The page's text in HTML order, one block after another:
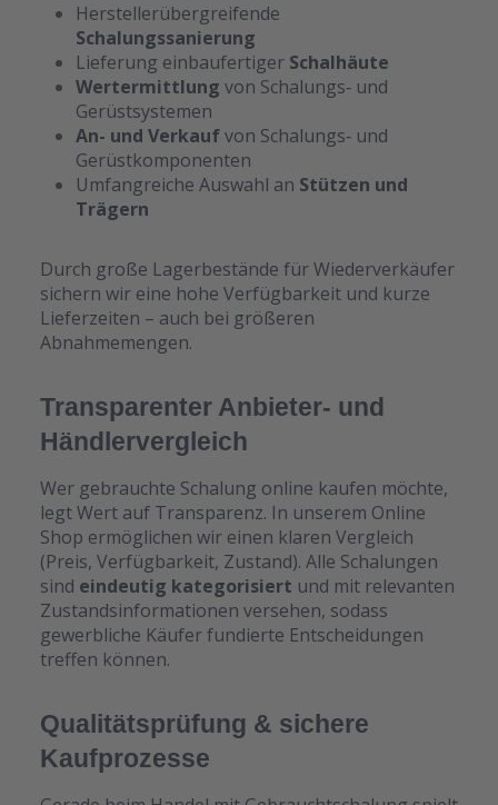
Herstellerübergreifende
Schalungssanierung
Lieferung einbaufertiger Schalhäute
Wertermittlung von Schalungs‑ und
Gerüstsystemen
An- und Verkaufvon Schalungs‑ und
Gerüstkomponenten
Umfangreiche Auswahl an Stützen und
Trägern
Durch große Lagerbestände für Wiederverkäufer
sichern wir eine hohe Verfügbarkeit und kurze
Lieferzeiten – auch bei größeren
Abnahmemengen.
Transparenter Anbieter- und
Händlervergleich
Wer gebrauchte Schalung online kaufen möchte,
legt Wert auf Transparenz. In unserem Online
Shop ermöglichen wir einen klaren Vergleich
(Preis, Verfügbarkeit, Zustand). Alle Schalungen
sind eindeutig kategorisiert und mit relevanten
Zustandsinformationen versehen, sodass
gewerbliche Käufer fundierte Entscheidungen
treffen können.
Qualitätsprüfung & sichere
Kaufprozesse